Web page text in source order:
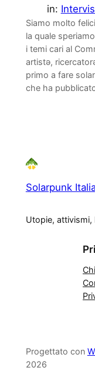
in:
Siamo molto
la quale
i temi cari al
artistə,
primo a fare
che ha
Solarpunk
Utopie, attivismi,
Progettato con
2026